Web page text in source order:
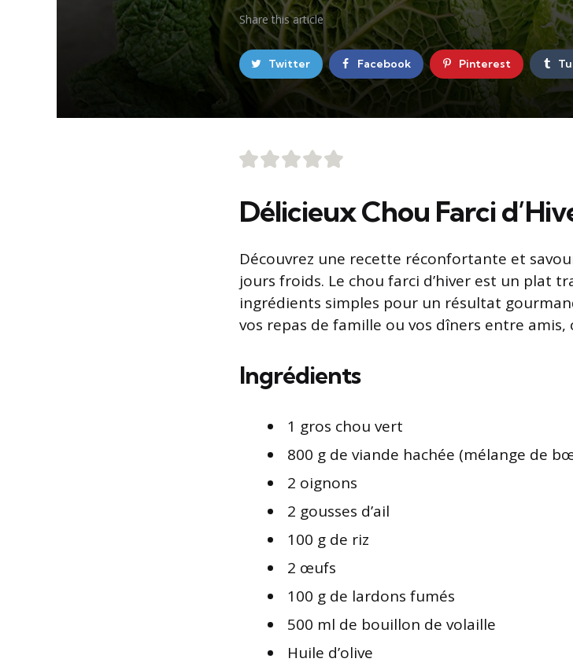
Share this article
Twitter Facebook Pinterest
Délicieux Chou Farci
Découvrez une recette réconfortante et
jours froids. Le chou farci d’hiver est un plat
ingrédients simples pour un résultat
vos repas de famille ou vos dîners entre amis,
Ingrédients
1 gros chou vert
800 g de viande hachée (mélange de
2 oignons
2 gousses d’ail
100 g de riz
2 œufs
100 g de lardons fumés
500 ml de bouillon de volaille
Huile d’olive